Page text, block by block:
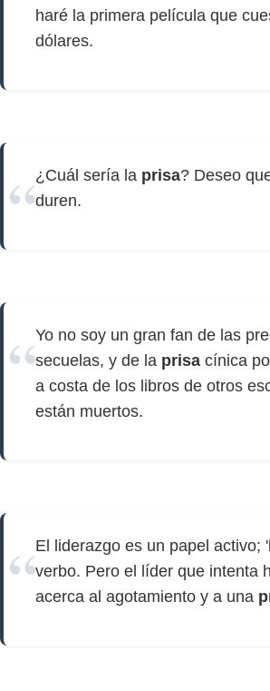
haré la primera película que
dólares.
¿Cuál sería la prisa? Deseo
duren.
Yo no soy un gran fan de las
secuelas, y de la prisa cínica
a costa de los libros de otros
están muertos.
El liderazgo es un papel activo;
verbo. Pero el líder que intenta
acerca al agotamiento y a una